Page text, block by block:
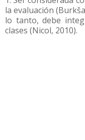
la evaluación
lo tanto, debe
clases (Nicol, 2010).